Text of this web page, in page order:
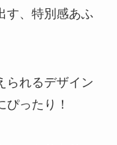
す、特別感あふ
られるデザイン
ったり！